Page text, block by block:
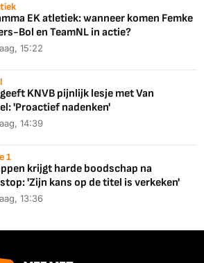
EK atletiek: wanneer komen Femke
Bol en TeamNL in actie?
15:22
KNVB pijnlijk lesje met Van
'Proactief nadenken'
14:39
1
krijgt harde boodschap na
'Zijn kans op de titel is verkeken'
13:36